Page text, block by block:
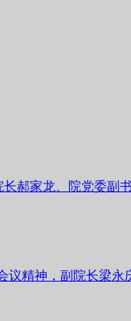
长郝家龙、院党委
精神，副院长梁